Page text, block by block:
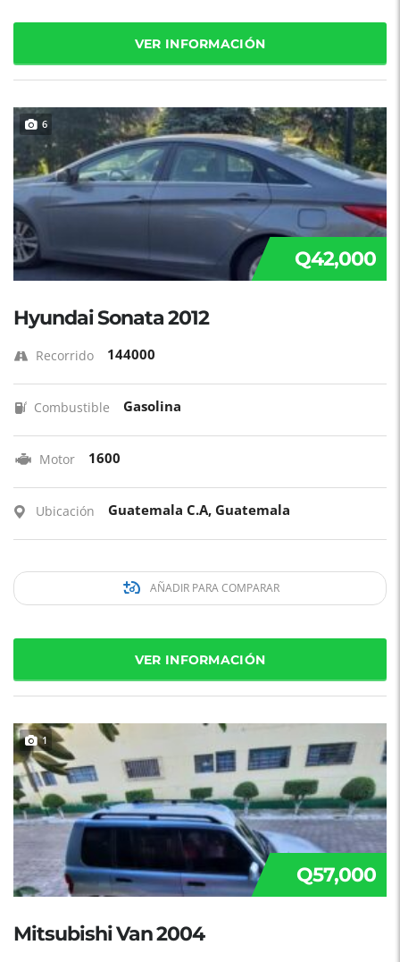
VER INFORMACIÓN
6
Q42,000
Hyundai Sonata 2012
Recorrido 144000
Combustible Gasolina
Motor 1600
Ubicación Guatemala C.A, Guatemala
AÑADIR PARA COMPARAR
VER INFORMACIÓN
1
Q57,000
Mitsubishi Van 2004